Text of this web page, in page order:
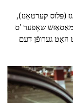
(פּלוס קערטאַנז),
מאַסאַזש שאָפער 'ס
האָט גערופֿן דעם